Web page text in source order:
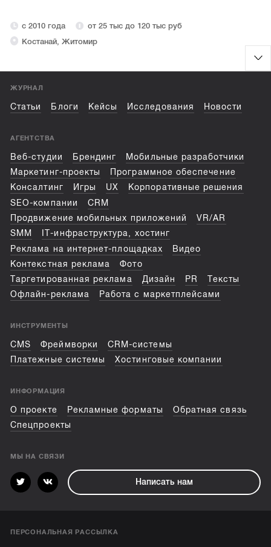
с 2010 года
от 25 тыс до 120 тыс руб
Костанай, Житомир
ЖУРНАЛ
Статьи Блоги Кейсы Исследования Новости
АГЕНТСТВА
Веб-студии Брендинг
Мобильные разработчики
Маркетинг-проекты
Программное обеспечение
Консалтинг
Игры UX
Корпоративные решения
SEO-компании
CRM
Продвижение мобильных приложений
VR/AR
SMM
IT-инфраструктура, хостинг
Реклама на интернет-площадках
Видео
Контекстная реклама
Фото
Таргетированная реклама
Дизайн PR
Тексты
Офлайн-реклама
Работа с маркетплейсами
ИНСТРУМЕНТЫ
CMS Фреймворки
CRM-системы
Платежные системы
Хостинговые компании
ИНФОРМАЦИЯ
О проекте Рекламные форматы
Обратная связь
Спецпроекты
МЫ НА СВЯЗИ
Написать нам
ПЕРСОНАЛЬНАЯ РАССЫЛКА